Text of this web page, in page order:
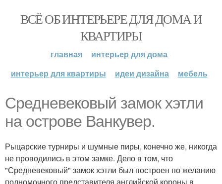
ВСЁ ОБ ИНТЕРЬЕРЕ ДЛЯ ДОМА И
КВАРТИРЫ
главная
интерьер для дома
интерьер для квартиры
идеи дизайна мебель
Средневековый замок хэтли
на острове Ванкувер.
Рыцарские турниры и шумные пиры, конечно же, никогда
не проводились в этом замке. Дело в том, что
"Средневековый" замок хэтли был построен по желанию